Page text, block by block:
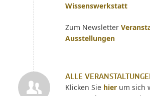
Wissenswerkstatt
Zum Newsletter
Ausstellungen
ALLE
Klicken Sie hierum sich